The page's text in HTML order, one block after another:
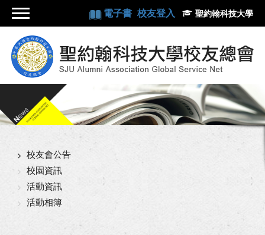
電子書 校友登入 聖約翰科技大學
校友會公告
校園資訊
活動資訊
活動相簿